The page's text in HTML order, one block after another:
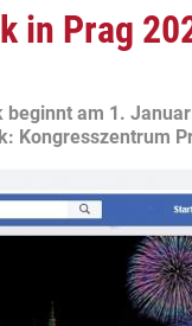
in Prag
am 1.
Kongresszentrum